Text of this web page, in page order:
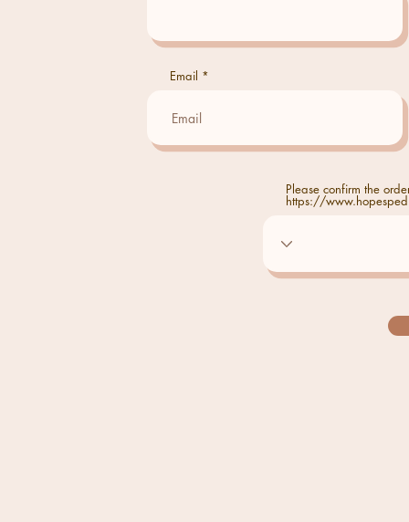
Email
Please confirm the
https://